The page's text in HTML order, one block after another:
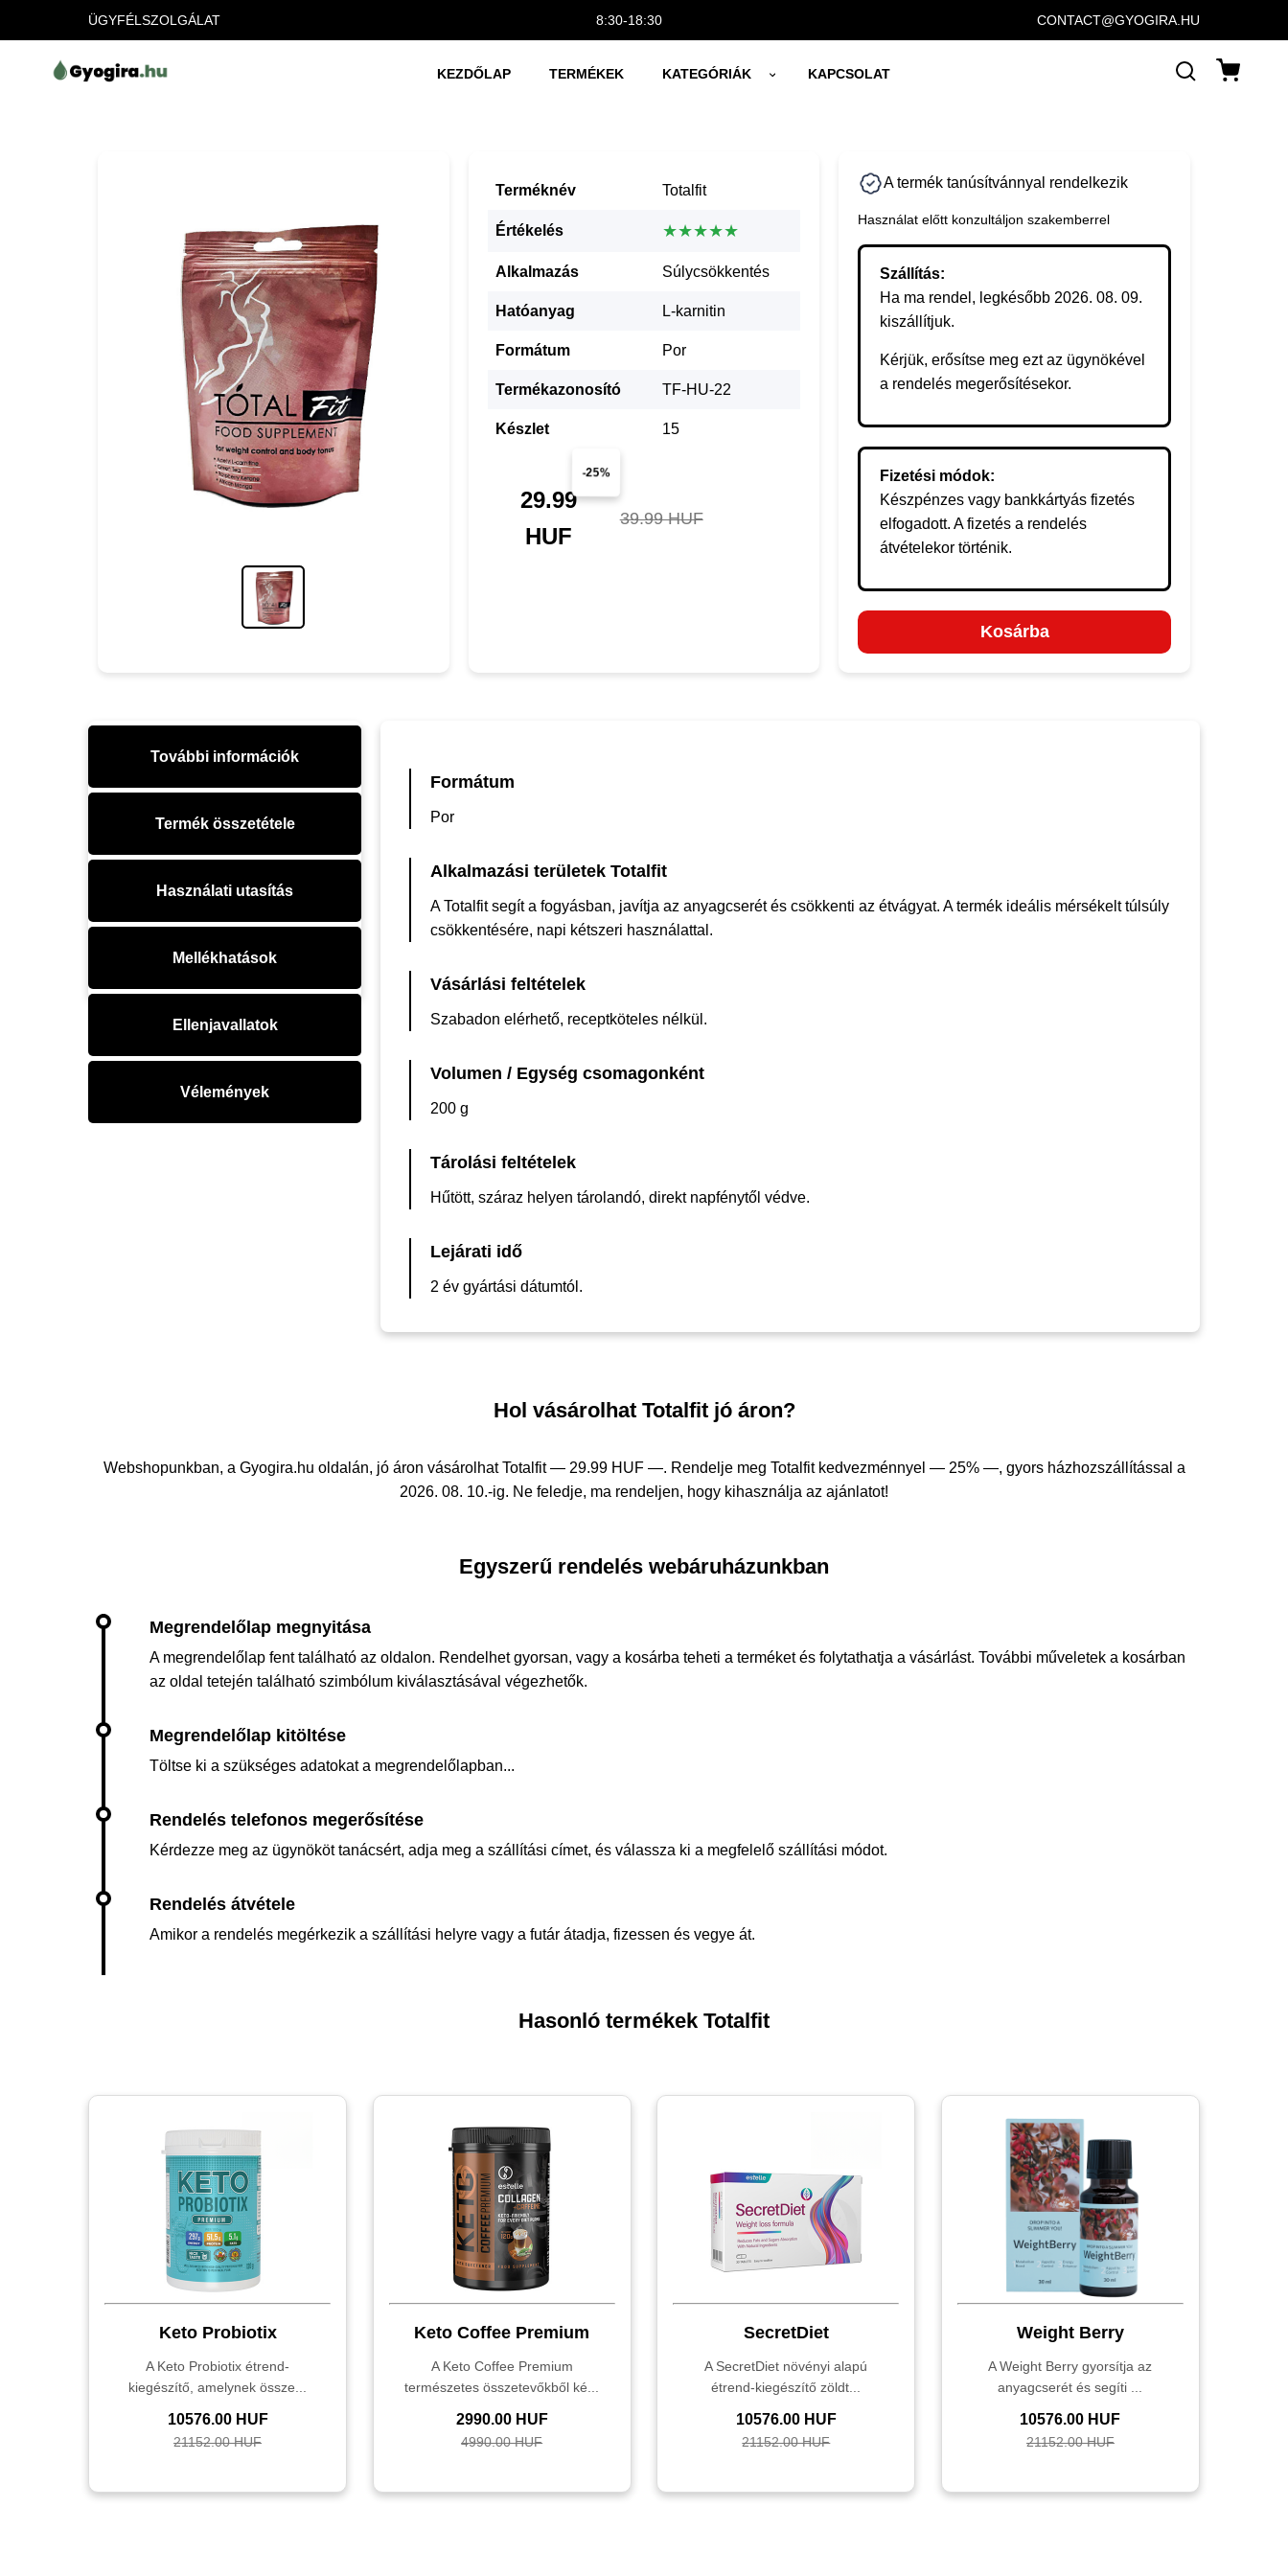
ÜGYFÉLSZOLGÁLAT 8:30-18:30 CONTACT@GYOGIRA.HU
KEZDŐLAP TERMÉKEK KATEGÓRIÁK KAPCSOLAT
Terméknév Totalfit
Értékelés ★★★★★
Alkalmazás Súlycsökkentés
Hatóanyag L-karnitin
Formátum Por
Termékazonosító TF-HU-22
Készlet 15
-25%
29.99
HUF
39.99 HUF
A termék tanúsítvánnyal rendelkezik
Használat előtt konzultáljon szakemberrel
Szállítás:
Ha ma rendel, legkésőbb 2026. 08. 09.
kiszállítjuk.
Kérjük, erősítse meg ezt az ügynökével
a rendelés megerősítésekor.
Fizetési módok:
Készpénzes vagy bankkártyás fizetés
elfogadott. A fizetés a rendelés
átvételekor történik.
Kosárba
További információk
Termék összetétele
Használati utasítás
Mellékhatások
Ellenjavallatok
Vélemények
Formátum
Por
Alkalmazási területek Totalfit
A Totalfit segít a fogyásban, javítja az anyagcserét és csökkenti az étvágyat. A termék ideális mérsékelt túlsúly
csökkentésére, napi kétszeri használattal.
Vásárlási feltételek
Szabadon elérhető, receptköteles nélkül.
Volumen / Egység csomagonként
200 g
Tárolási feltételek
Hűtött, száraz helyen tárolandó, direkt napfénytől védve.
Lejárati idő
2 év gyártási dátumtól.
Hol vásárolhat Totalfit jó áron?
Webshopunkban, a Gyogira.hu oldalán, jó áron vásárolhat Totalfit — 29.99 HUF —. Rendelje meg Totalfit kedvezménnyel — 25% —, gyors házhozszállítással a
2026. 08. 10.-ig. Ne feledje, ma rendeljen, hogy kihasználja az ajánlatot!
Egyszerű rendelés webáruházunkban
A megrendelőlap fent található az oldalon. Rendelhet gyorsan, vagy a kosárba teheti a terméket és folytathatja a vásárlást. További műveletek a kosárban
az oldal tetején található szimbólum kiválasztásával végezhetők.
Töltse ki a szükséges adatokat a megrendelőlapban...
Kérdezze meg az ügynököt tanácsért, adja meg a szállítási címet, és válassza ki a megfelelő szállítási módot.
Amikor a rendelés megérkezik a szállítási helyre vagy a futár átadja, fizessen és vegye át.
Hasonló termékek Totalfit
Keto Probiotix
A Keto Probiotix étrend-
kiegészítő, amelynek össze...
10576.00 HUF
21152.00 HUF
Keto Coffee Premium
A Keto Coffee Premium
természetes összetevőkből ké...
2990.00 HUF
4990.00 HUF
SecretDiet
A SecretDiet növényi alapú
étrend-kiegészítő zöldt...
10576.00 HUF
21152.00 HUF
Weight Berry
A Weight Berry gyorsítja az
anyagcserét és segíti ...
10576.00 HUF
21152.00 HUF